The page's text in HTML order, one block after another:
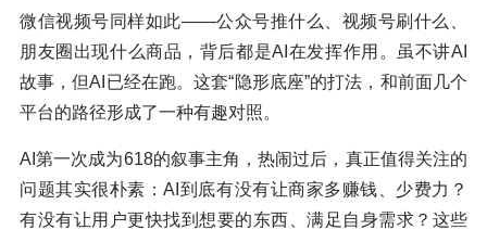
微信视频号同样如此——公众号推什么、视频号刷什么、
朋友圈出现什么商品，背后都是AI在发挥作用。虽不讲AI
故事，但AI已经在跑。这套“隐形底座”的打法，和前面几个
平台的路径形成了一种有趣对照。
AI第一次成为618的叙事主角，热闹过后，真正值得关注的
问题其实很朴素：AI到底有没有让商家多赚钱、少费力？
有没有让用户更快找到想要的东西、满足自身需求？这些